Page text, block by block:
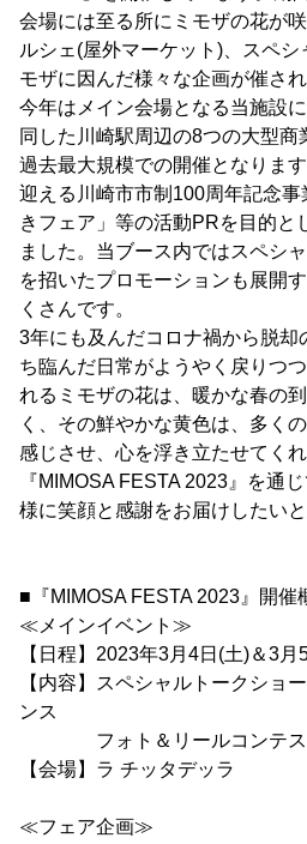
会場には至る所にミモザの花が
ルシェ(屋外マーケット)、スペシ
モザに因んだ様々な企画が催され
今年はメイン会場となる当施設
同した川崎駅周辺の8つの大型商
過去最大規模での開催となりま
迎える川崎市市制100周年記念事
きフェア」等の活動PRを目的と
ました。当ブース内ではスペシ
を招いたプロモーションも展開
くさんです。
3年にも及んだコロナ禍から脱却
ち臨んだ日常がようやく戻りつ
れるミモザの花は、暖かな春の
く、その鮮やかな黄色は、多く
感じさせ、心を浮き立たせてくれ
『MIMOSA FESTA 2023』を通
様に笑顔と感謝をお届けしたいと
■『MIMOSA FESTA 2023』開催
≪メインイベント≫
【日程】2023年3月4日(土)＆3月
【内容】スペシャルトークショ
ンス
フォト＆リールコンテス
【会場】ラ チッタデッラ
≪フェア企画≫